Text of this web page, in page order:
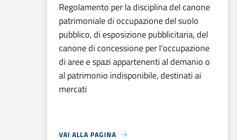
Regolamento per la disciplina del canone
patrimoniale di occupazione del suolo
pubblico, di esposizione pubblicitaria, del
canone di concessione per l’occupazione
di aree e spazi appartenenti al demanio o
al patrimonio indisponibile, destinati ai
mercati
VAI ALLA PAGINA